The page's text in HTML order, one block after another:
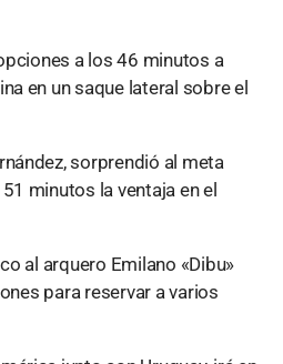
a los 46 minutos a
en un saque lateral sobre el
sorprendió al meta
minutos la ventaja en el
al arquero Emilano «Dibu»
para reservar a varios